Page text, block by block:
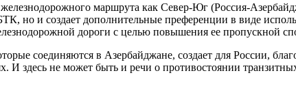
маршрута как Север-Юг (Россия-
но и создает дополнительные преференции в виде
дороги с целью повышения ее пропускной
соединяются в Азербайджане, создает для России,
И здесь не может быть и речи о противостоянии